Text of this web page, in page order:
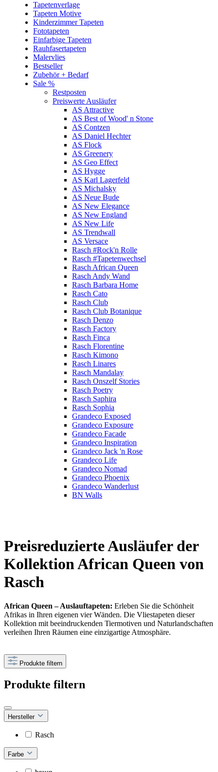
Tapetenverlage
Tapeten Motive
Kinderzimmer Tapeten
Fototapeten
Einfarbige Tapeten
Rauhfasertapeten
Malervlies
Bestseller
Zubehör + Bedarf
Sale %
Restposten
Preiswerte Ausläufer
AS Attractive
AS Best of Wood' n Stone
AS Contzen
AS Daniel Hechter
AS Flock
AS Greenery
AS Geo Effect
AS Hygge
AS Karl Lagerfeld
AS Michalsky
AS Neue Bude
AS New Elegance
AS New England
AS New Life
AS Trendwall
AS Versace
Rasch #Rock'n Rolle
Rasch #Tapetenwechsel
Rasch African Queen
Rasch Andy Wand
Rasch Barbara Home
Rasch Cato
Rasch Club
Rasch Club Botanique
Rasch Denzo
Rasch Factory
Rasch Finca
Rasch Florentine
Rasch Kimono
Rasch Linares
Rasch Mandalay
Rasch Onszelf Stories
Rasch Poetry
Rasch Saphira
Rasch Sophia
Grandeco Exposed
Grandeco Exposure
Grandeco Facade
Grandeco Inspiration
Grandeco Jack 'n Rose
Grandeco Life
Grandeco Nomad
Grandeco Phoenix
Grandeco Wanderlust
BN Walls
Preisreduzierte Ausläufer der
Kollektion African Queen von
Rasch
African Queen – Auslauftapeten: Erleben Sie die Schönheit
Afrikas in Ihren eigenen vier Wänden. Die Vliestapeten dieser
Kollektion mit beeindruckenden Tiermotiven und Naturlandschaften
verleihen Ihren Räumen eine einzigartige Atmosphäre.
Produkte filtern
Produkte filtern
Hersteller
Rasch
Farbe